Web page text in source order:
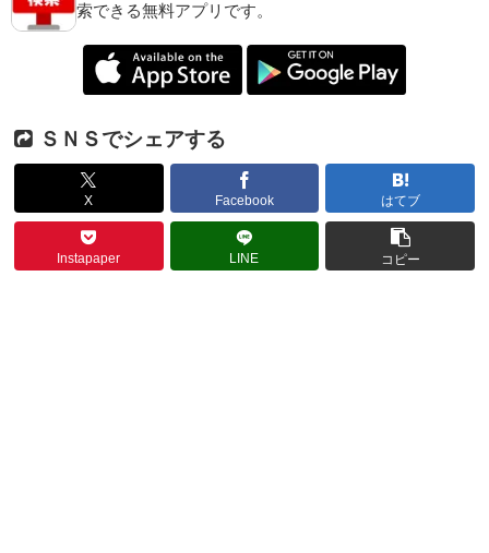
索できる無料アプリです。
ＳＮＳでシェアする
X Facebook はてブ
Instapaper LINE コピー